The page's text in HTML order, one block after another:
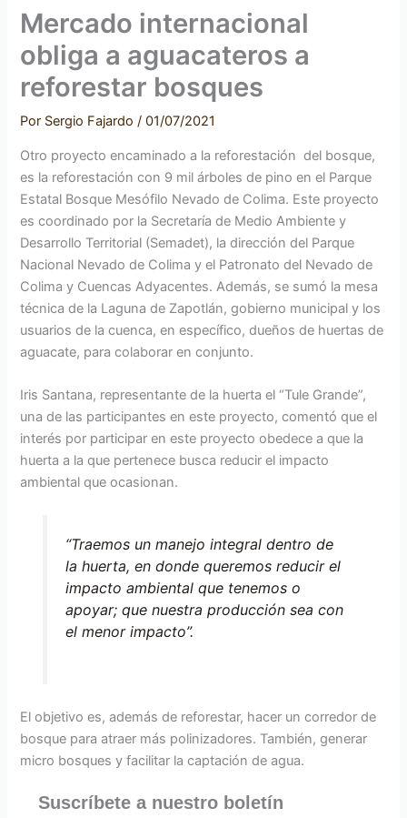
Mercado internacional
obliga a aguacateros a
reforestar bosques
Por Sergio Fajardo/01/07/2021
Otro proyecto encaminado a la reforestación del bosque,
es la reforestación con 9 mil árboles de pino en el Parque
Estatal Bosque Mesófilo Nevado de Colima. Este proyecto
es coordinado por la Secretaría de Medio Ambiente y
Desarrollo Territorial (Semadet), la dirección del Parque
Nacional Nevado de Colima y el Patronato del Nevado de
Colima y Cuencas Adyacentes. Además, se sumó la mesa
técnica de la Laguna de Zapotlán, gobierno municipal y los
usuarios de la cuenca, en específico, dueños de huertas de
aguacate, para colaborar en conjunto.
Iris Santana, representante de la huerta el “Tule Grande”,
una de las participantes en este proyecto, comentó que el
interés por participar en este proyecto obedece a que la
huerta a la que pertenece busca reducir el impacto
ambiental que ocasionan.
“Traemos un manejo integral dentro de
la huerta, en donde queremos reducir el
impacto ambiental que tenemos o
apoyar; que nuestra producción sea con
el menor impacto”.
El objetivo es, además de reforestar, hacer un corredor de
bosque para atraer más polinizadores. También, generar
micro bosques y facilitar la captación de agua.
Suscríbete a nuestro boletín